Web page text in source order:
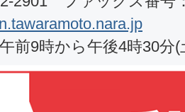
前9時から午後4時30分